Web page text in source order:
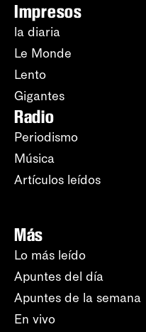
Impresos
la diaria
Le Monde
Lento
Gigantes
Radio
Periodismo
Música
Artículos leídos
Más
Lo más leído
Apuntes del día
Apuntes de la semana
En vivo